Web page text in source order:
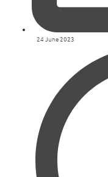
24 June 2023